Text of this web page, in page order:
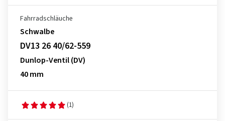
Fahrradschläuche
Schwalbe
DV13 26 40/62-559
Dunlop-Ventil (DV)
40 mm
(1)